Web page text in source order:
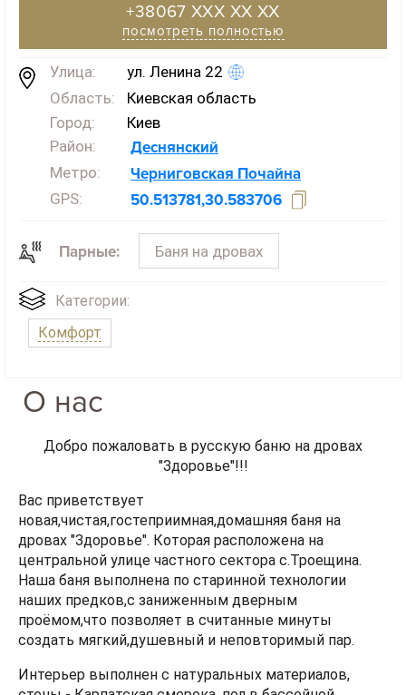
+38067 XXX XX XX
посмотреть полностью
Улица:
ул. Ленина 22
Область:
Киевская область
Город:
Киев
Район:
Деснянский
Метро: Черниговская Почайна
GPS: 50.513781,30.583706
Парные: Баня на дровах
Категории:
Комфорт
О нас
Добро пожаловать в русскую баню на дровах
"Здоровье"!!!
Вас приветствует
новая,чистая,гостеприимная,домашняя баня на
дровах "Здоровье". Которая расположена на
центральной улице частного сектора с.Троещина.
Наша баня выполнена по старинной технологии
наших предков,с заниженным дверным
проёмом,что позволяет в считанные минуты
создать мягкий,душевный и неповторимый пар.
Интерьер выполнен с натуральных материалов,